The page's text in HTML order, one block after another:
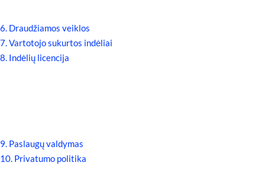
6. Draudžiamos veiklos
7. Vartotojo sukurtos indėliai
8. Indėlių licencija
9. Paslaugų valdymas
10. Privatumo politika